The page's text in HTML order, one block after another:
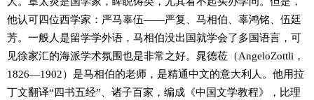
他认可四位西学家：严马辜伍——严复、马相伯、辜鸿铭、伍廷
芳。一般人是留学学外语，马相伯没出国就学会了多国语言，可
见徐家汇的海派学术氛围也是非常之好。晁德莅（AngeloZottli，
1826—1902）是马相伯的老师，是精通中文的意大利人。他用拉
丁文翻译“四书五经”、诸子百家，编成《中国文学教程》，比理